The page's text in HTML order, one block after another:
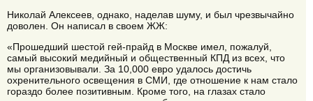
Николай Алексеев, однако, наделав шуму, и был чрезвычайно
доволен. Он написал в своем ЖЖ:
«Прошедший шестой гей-прайд в Москве имел, пожалуй,
самый высокий медийный и общественный КПД из всех, что
мы организовывали. За 10,000 евро удалось достичь
охренительного освещения в СМИ, где отношение к нам стало
гораздо более позитивным. Кроме того, на глазах стало